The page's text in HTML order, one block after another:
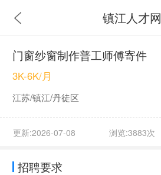
镇江人才网
门窗纱窗制作普工师傅寄件
3K-6K/月
江苏/镇江/丹徒区
更新:2026-07-08 浏览:3883次
招聘要求